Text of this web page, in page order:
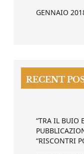
GENNAIO
RECENT
“TRA IL BUIO
“RISCONTRI